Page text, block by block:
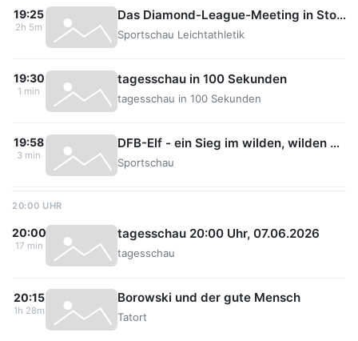
19:25
2h 5m
Das Diamond-League-Meeting in Stockholm - Re-live
Sportschau Leichtathletik
19:30
1 min
tagesschau in 100 Sekunden
tagesschau in 100 Sekunden
19:58
3 min
DFB-Elf - ein Sieg im wilden, wilden mittleren Westen
Sportschau
20:00 UHR
20:00
17 min
tagesschau 20:00 Uhr, 07.06.2026
tagesschau
20:15
1h 28m
Borowski und der gute Mensch
Tatort